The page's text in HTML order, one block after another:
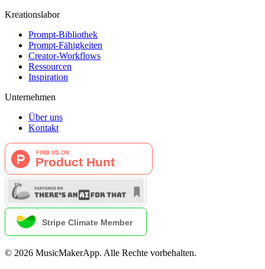
Kreationslabor
Prompt-Bibliothek
Prompt-Fähigkeiten
Creator-Workflows
Ressourcen
Inspiration
Unternehmen
Über uns
Kontakt
© 2026 MusicMakerApp. Alle Rechte vorbehalten.